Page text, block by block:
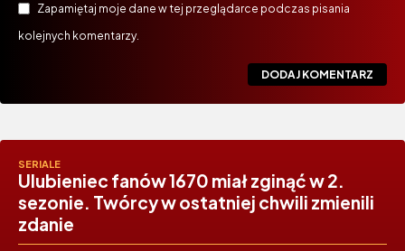
Zapamiętaj moje dane w tej przeglądarce podczas pisania
kolejnych komentarzy.
SERIALE
Ulubieniec fanów 1670 miał zginąć w 2.
sezonie. Twórcy w ostatniej chwili zmienili
zdanie